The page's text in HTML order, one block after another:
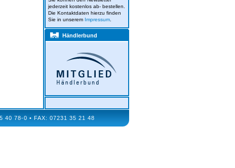
jederzeit kostenlos ab- bestellen.
Die Kontaktdaten hierzu finden
Sie in unserem Impressum.
Händlerbund
40 78-0 • FAX: 07231 35 21 48